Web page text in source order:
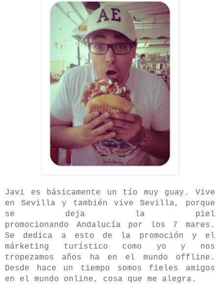
Javi es básicamente un tío muy guay. Vive
en Sevilla y también vive Sevilla, porque
se deja la piel
promocionando Andalucía por los 7 mares.
Se dedica a esto de la promoción y el
márketing turístico como yo y nos
tropezamos años ha en el mundo offline.
Desde hace un tiempo somos fieles amigos
en el mundo online, cosa que me alegra.